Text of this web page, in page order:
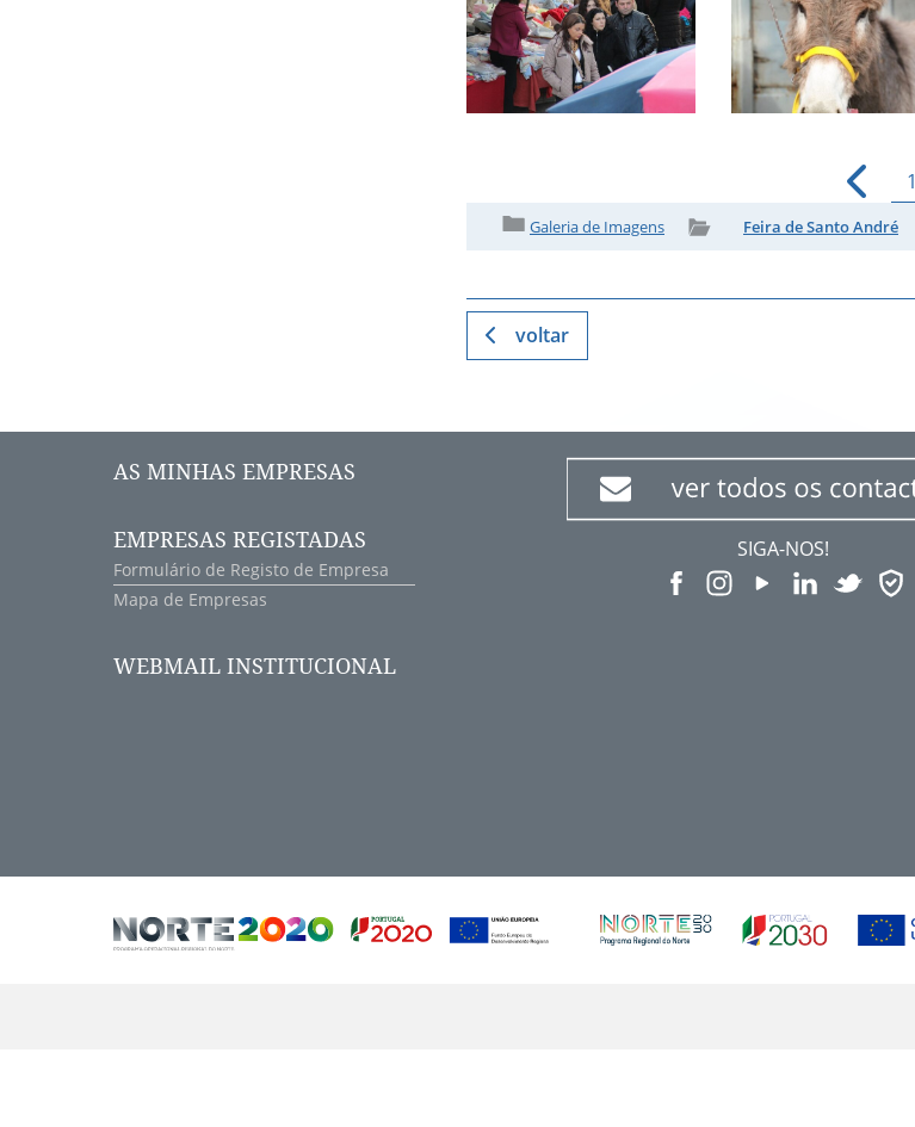
1
Galeria de Imagens Feira de Santo André
voltar
AS MINHAS EMPRESAS
EMPRESAS REGISTADAS
Formulário de Registo de Empresa
Mapa de Empresas
WEBMAIL INSTITUCIONAL
SIGA-NOS!